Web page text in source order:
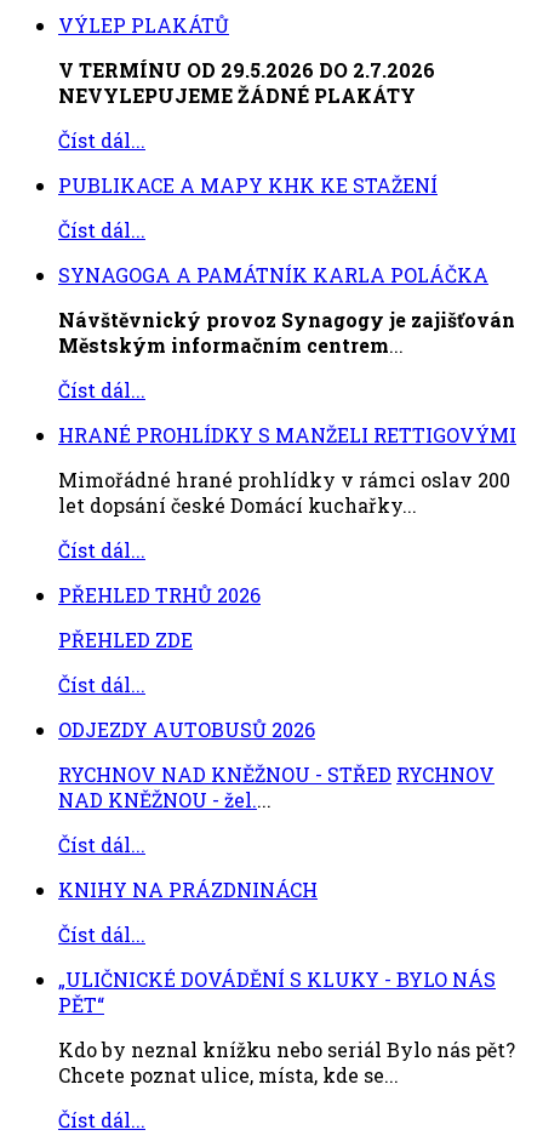
VÝLEP PLAKÁTŮ
V TERMÍNU OD 29.5.2026 DO 2.7.2026
NEVYLEPUJEME ŽÁDNÉ PLAKÁTY
Číst dál...
PUBLIKACE A MAPY KHK KE STAŽENÍ
Číst dál...
SYNAGOGA A PAMÁTNÍK KARLA POLÁČKA
Návštěvnický provoz Synagogy je zajišťován
Městským informačním centrem...
Číst dál...
HRANÉ PROHLÍDKY S MANŽELI RETTIGOVÝMI
Mimořádné hrané prohlídky v rámci oslav 200
let dopsání české Domácí kuchařky...
Číst dál...
PŘEHLED TRHŮ 2026
PŘEHLED ZDE
Číst dál...
ODJEZDY AUTOBUSŮ 2026
RYCHNOV NAD KNĚŽNOU - STŘED RYCHNOV
NAD KNĚŽNOU - žel....
Číst dál...
KNIHY NA PRÁZDNINÁCH
Číst dál...
„ULIČNICKÉ DOVÁDĚNÍ S KLUKY - BYLO NÁS
PĚT“
Kdo by neznal knížku nebo seriál Bylo nás pět?
Chcete poznat ulice, místa, kde se...
Číst dál...